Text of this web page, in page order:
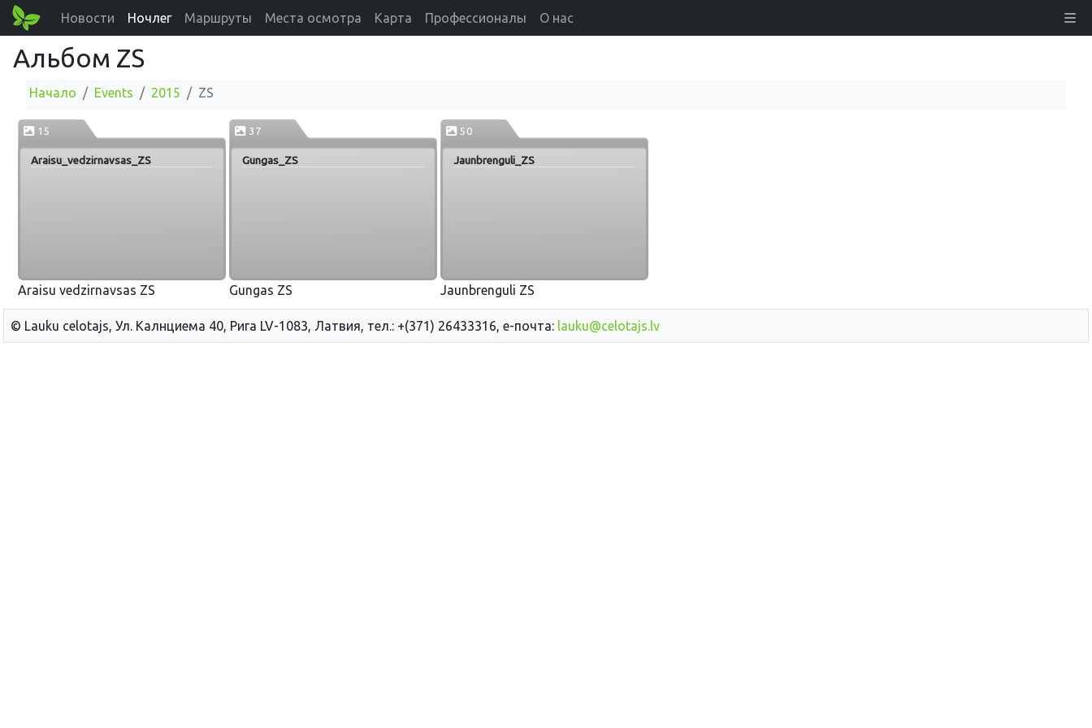
Новости Ночлег Маршруты Места осмотра Карта Профессионалы О нас
Альбом ZS
Начало Events 2015 ZS
15
Araisu_vedzirnavsas_ZS
Araisu vedzirnavsas ZS
37
Gungas_ZS
Gungas ZS
50
Jaunbrenguli_ZS
Jaunbrenguli ZS
© Lauku сelotajs, Ул. Калнциема 40, Рига LV-1083, Латвия, тел.: +(371) 26433316, е-почта: lauku@celotajs.lv